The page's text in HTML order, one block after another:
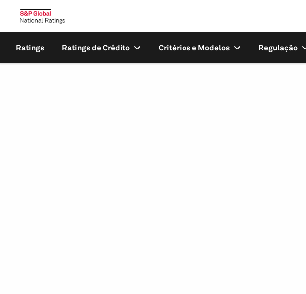
Ratings Ratings de Crédito Critérios e Modelos Regulação